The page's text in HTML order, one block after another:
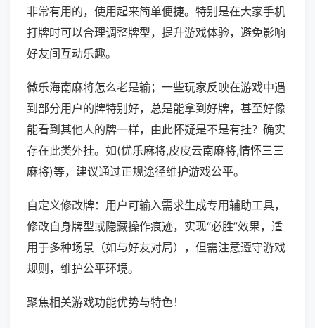
非常有用的，使用起来简单便捷。特别是在大家手机
打牌时可以合理调整牌型，提升游戏体验，避免影响
好友间互动乐趣。
微乐海南麻将怎么老是输；一些玩家反映在游戏中遇
到部分用户的牌特别好，总是能拿到好牌，甚至好像
能看到其他人的牌一样，由此怀疑是不是有挂？确实
存在此类外挂。如(优乐麻将,皮皮云南麻将,情怀三三
麻将)等，建议通过正规途径维护游戏公平。
自定义修改牌：用户可输入需求生成专用辅助工具，
修改自身牌型或隐藏操作痕迹，实现“必胜”效果，适
用于多种场景（如与好友对局），但需注意遵守游戏
规则，维护公平环境。
聚焦相关游戏功能优势与特色！